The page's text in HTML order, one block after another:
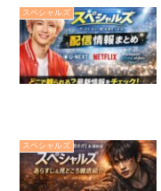
スペシャルズ
スペシャルズ